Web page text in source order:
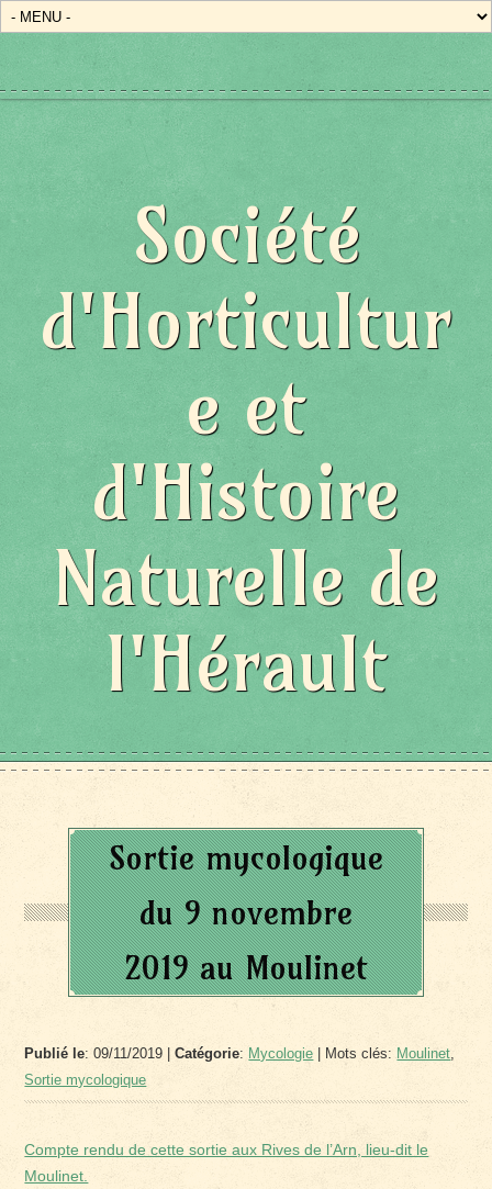
Société
d'Horticultur
e et
d'Histoire
Naturelle de
l'Hérault
Sortie mycologique
du 9 novembre
2019 au Moulinet
Publié le: 09/11/2019 |Catégorie: Mycologie | Mots clés: Moulinet,
Sortie mycologique
Compte rendu de cette sortie aux Rives de l’Arn, lieu-dit le
Moulinet.